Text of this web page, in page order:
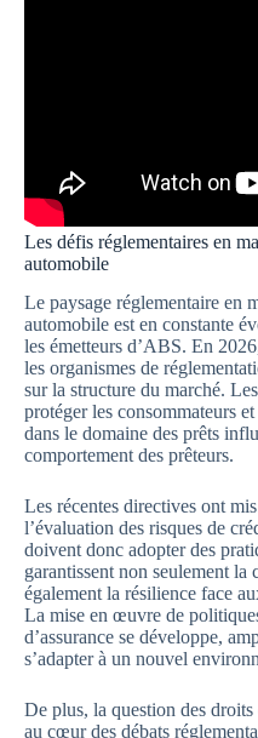
Les défis réglementaires en
automobile
Le paysage réglementaire en
automobile est en constante
les émetteurs d’ABS. En
les organismes de
sur la structure du marché.
protéger les consommateurs
dans le domaine des prêts
comportement des prêteurs.
Les récentes directives ont
l’évaluation des risques de
doivent donc adopter des
garantissent non seulement la
également la résilience face
La mise en œuvre de
d’assurance se développe,
s’adapter à un nouvel
De plus, la question des droits
au cœur des débats